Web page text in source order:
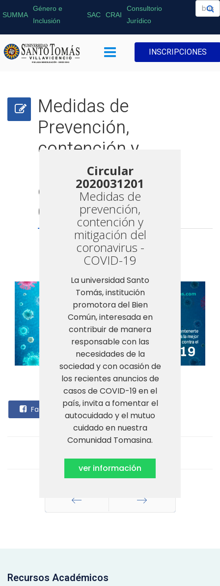
SUMMA
Género e
Inclusión
SAC CRAI
Consultorio
Jurídico
INSCRIPCIONES
Medidas de
Prevención,
contención y
mitigación del
coronavirus -
COVID-19
Visto: 7513
Circular
2020031201
Medidas de
prevención,
contención y
mitigación del
coronavirus -
COVID-19
La universidad Santo
Tomás, institución
promotora del Bien
Común, interesada en
contribuir de manera
responsable con las
necesidades de la
sociedad y con ocasión de
los recientes anuncios de
casos de COVID-19 en el
país, invita a fomentar el
autocuidado y el mutuo
cuidado en nuestra
Comunidad Tomasina.
ver información
Facebook
Recursos Académicos